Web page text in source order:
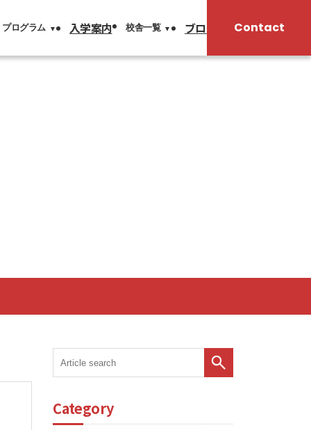
プログラム 入学案内 校舎一覧 ブログ FAQ
Contact
Category